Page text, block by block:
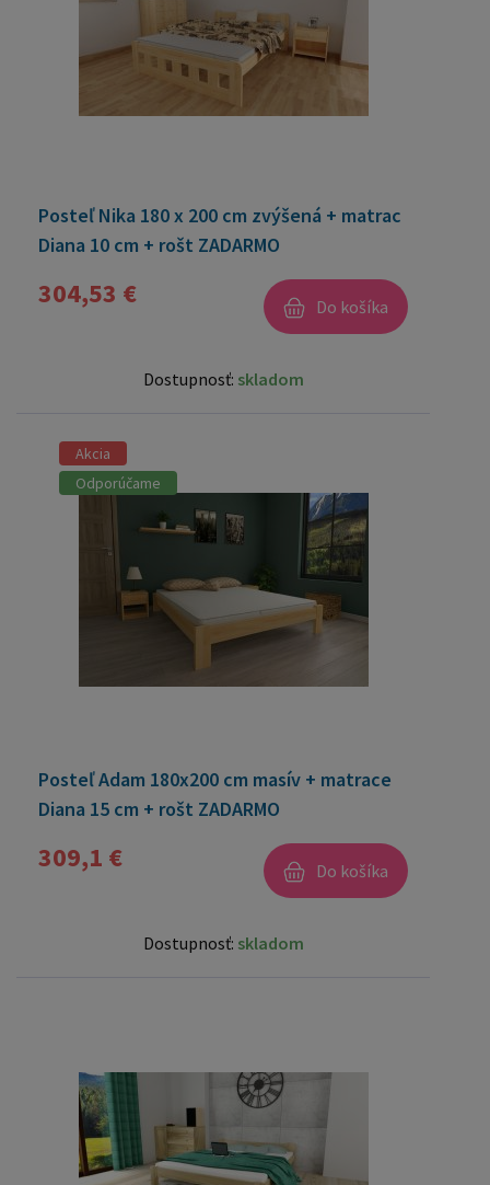
Posteľ Nika 180 x 200 cm zvýšená + matrac
Diana 10 cm + rošt ZADARMO
304,53 € Do košíka
Dostupnosť: skladom
Akcia
Odporúčame
Posteľ Adam 180x200 cm masív + matrace
Diana 15 cm + rošt ZADARMO
309,1 € Do košíka
Dostupnosť: skladom